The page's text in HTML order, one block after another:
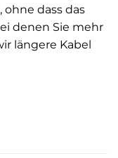
dass das
denen Sie mehr
längere Kabel